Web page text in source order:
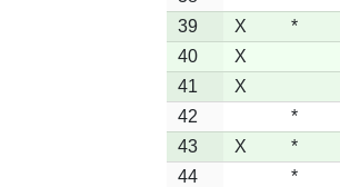
39
X *
40
X
41
X
42
*
43
X *
44
*